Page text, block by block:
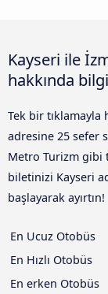
Kayseri ile
hakkında
Tek bir
adresine 25 sefer
Metro Turizm gibi
biletinizi Kayseri
başlayarak ayırtın!
En Ucuz Otobüs
En Hızlı Otobüs
En erken Otobüs